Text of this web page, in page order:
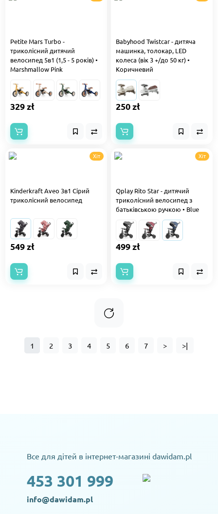
Petite Mars Turbo -
триколісний дитячий
велосипед 5в1 (1,5 - 5 років) •
Marshmallow Pink
329 zł
Babyhood Twistcar - дитяча
машинка, толокар, LED
колеса (вік 3 +/до 50 кг) •
Коричневий
250 zł
Хіт
Kinderkraft Aveo 3в1 Сірий
триколісний велосипед
549 zł
Хіт
Qplay Rito Star - дитячий
триколісний велосипед з
батьківською ручкою • Blue
499 zł
1 2 3 4 5 6 7 > >|
Все для дітей в інтернет-магазині dawidam.pl
453 301 999
info@dawidam.pl